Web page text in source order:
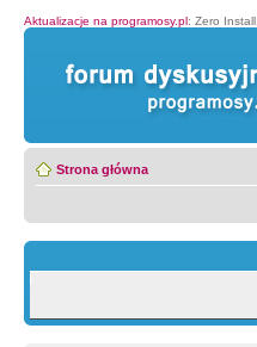
Aktualizacje na programosy.pl: Zero Install
Strona główna